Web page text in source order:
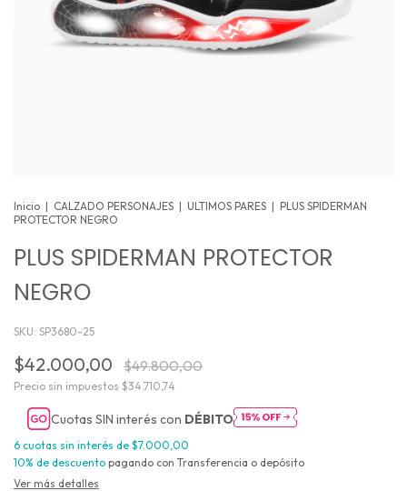
Inicio | CALZADO PERSONAJES | ULTIMOS PARES | PLUS SPIDERMAN
PROTECTOR NEGRO
PLUS SPIDERMAN PROTECTOR
NEGRO
SKU: SP3680-25
$42.000,00 $49.800,00
Precio sin impuestos $34.710,74
Cuotas SIN interés con DÉBITO
6 cuotas sin interés de $7.000,00
10% de descuento pagando con Transferencia o depósito
Ver más detalles